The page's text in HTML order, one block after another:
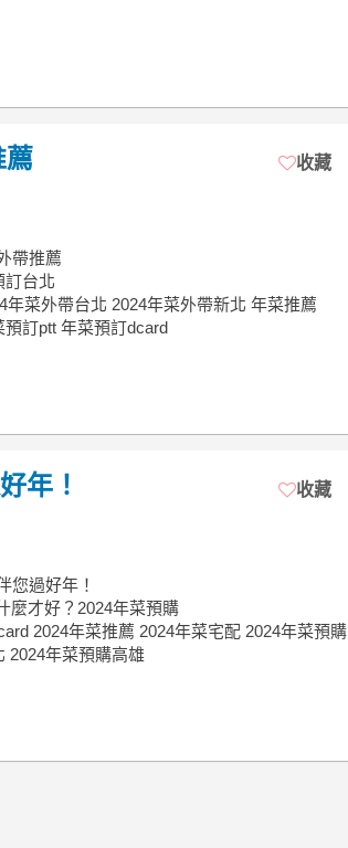
薦 收藏
帶推薦
訂台北
菜外帶台北 2024年菜外帶新北 年菜推薦
訂ptt 年菜預訂dcard
年！ 收藏
您過好年！
麼才好？2024年菜預購
2024年菜推薦 2024年菜宅配 2024年菜預購
2024年菜預購高雄